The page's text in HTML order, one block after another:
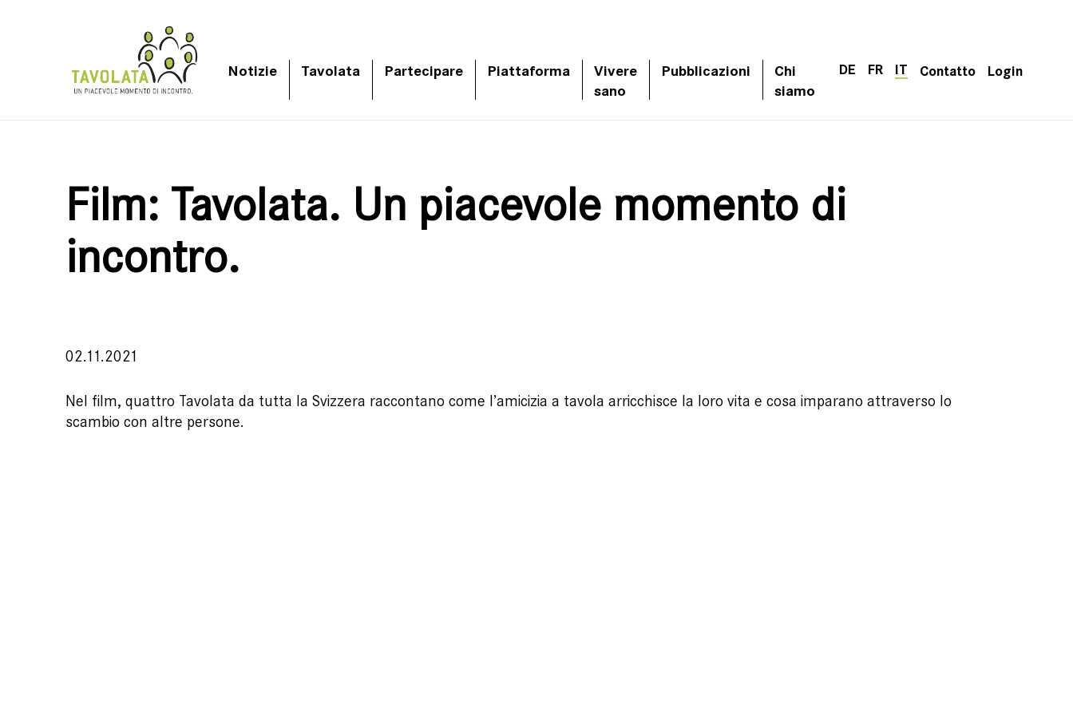
Notizie Tavolata Partecipare Piattaforma
Vivere
sano
Pubblicazioni
Chi
siamo
DE FR IT Contatto Login
Film: Tavolata. Un piacevole momento di
incontro.
02.11.2021
Nel film, quattro Tavolata da tutta la Svizzera raccontano come l’amicizia a tavola arricchisce la loro vita e cosa imparano attraverso lo
scambio con altre persone.